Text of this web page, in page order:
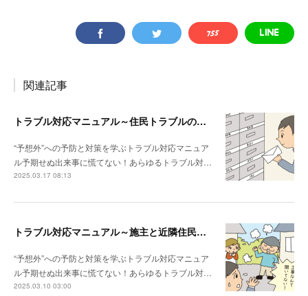
関連記事
トラブル対応マニュアル～住民トラブルの危険度高!! マンションで注意したいポイント
“予想外”への予防と対策を学ぶトラブル対応マニュア
ル予期せぬ出来事に慌てない！あらゆるトラブル対…
2025.03.17 08:13
トラブル対応マニュアル～施主と近隣住民との関係性が悪い場合は？
“予想外”への予防と対策を学ぶトラブル対応マニュア
ル予期せぬ出来事に慌てない！あらゆるトラブル対…
2025.03.10 03:00